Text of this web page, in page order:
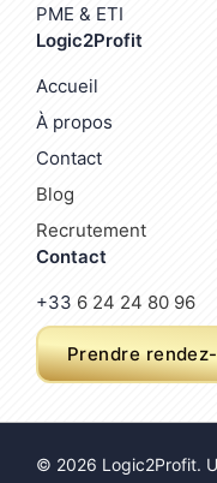
PME & ETI
Logic2Profit
Accueil
À propos
Contact
Blog
Recrutement
Contact
+33 6 24 24 80 96
Prendre
© 2026 Logic2Profit.